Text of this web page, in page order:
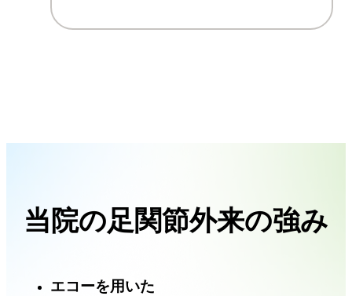
当院の足関節外来の強み
エコーを用いた